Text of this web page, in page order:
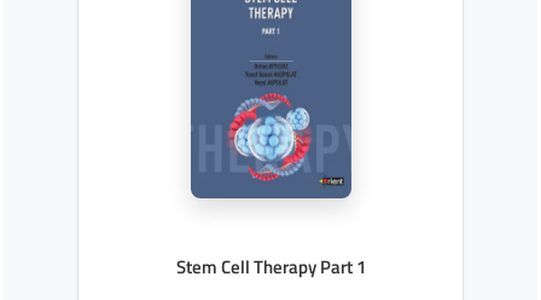
Stem Cell Therapy Part 1